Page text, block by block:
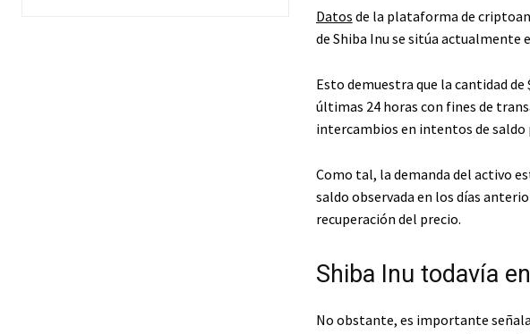
Datos de la plataforma de
de Shiba Inu se sitúa actualmente
Esto demuestra que la cantidad de
últimas 24 horas con fines de
intercambios en intentos de saldo
Como tal, la demanda del activo
saldo observada en los días
recuperación del precio.
Shiba Inu todavía
No obstante, es importante